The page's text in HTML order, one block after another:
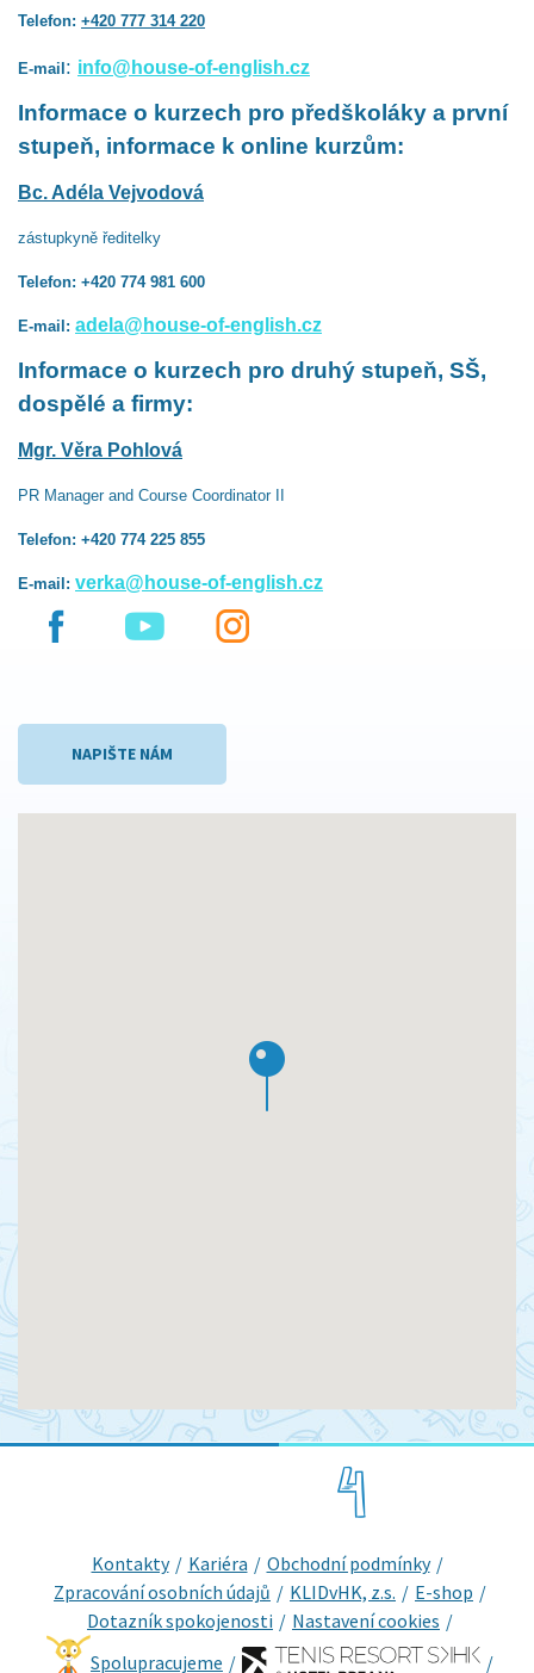
Telefon: +420 777 314 220
E-mail: info@house-of-english.cz
Informace o kurzech pro předškoláky a první
stupeň, informace k online kurzům:
Bc. Adéla Vejvodová
zástupkyně ředitelky
Telefon: +420 774 981 600
E-mail: adela@house-of-english.cz
Informace o kurzech pro druhý stupeň, SŠ,
dospělé a firmy:
Mgr. Věra Pohlová
PR Manager and Course Coordinator II
Telefon: +420 774 225 855
E-mail: verka@house-of-english.cz
NAPIŠTE NÁM
Kontakty Kariéra
Obchodní podmínky
Zpracování osobních údajů
KLIDvHK, z.s.
E-shop
Dotazník spokojenosti
Nastavení cookies
Spolupracujeme